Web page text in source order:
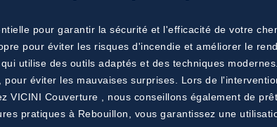
pour garantir la sécurité et l'efficacité de votre
pour éviter les risques d'incendie et améliorer le
utilise des outils adaptés et des techniques
éviter les mauvaises surprises. Lors de
VICINI Couverture , nous conseillons également de
pratiques à Rebouillon, vous garantissez une